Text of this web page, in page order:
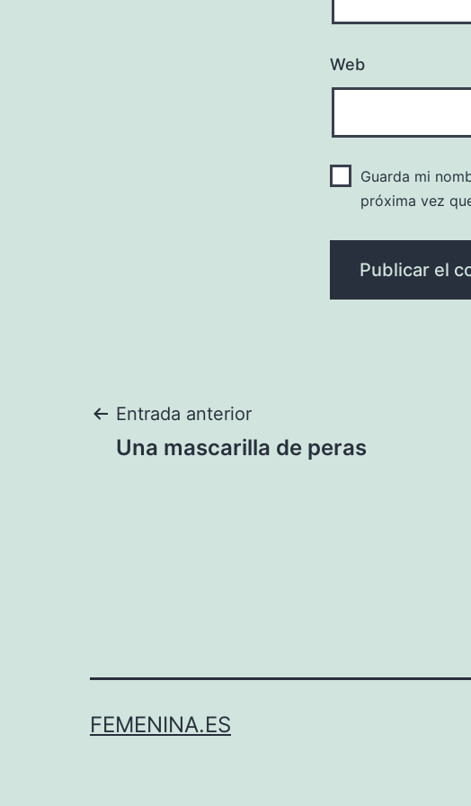
Web
Guarda mi
próxima vez
Navegación
Entrada anterior
Una mascarilla de peras
FEMENINA.ES